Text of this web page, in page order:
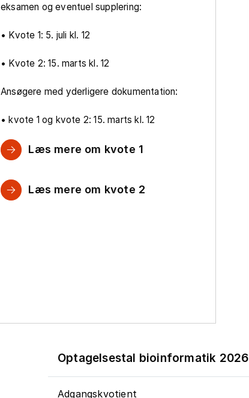
eksamen og eventuel supplering:
• Kvote 1: 5. juli kl. 12
• Kvote 2: 15. marts kl. 12
Ansøgere med yderligere dokumentation:
• kvote 1 og kvote 2: 15. marts kl. 12
Læs mere om kvote 1
Læs mere om kvote 2
Optagelsestal bioinformatik 2026
Adgangskvotient